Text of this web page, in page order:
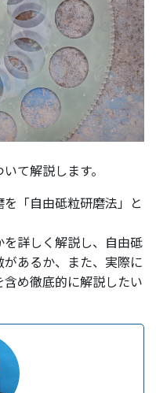
て解説します。
「自由砥粒研磨法」と
詳しく解説し、自由砥
あるか、また、実際に
め徹底的に解説したい